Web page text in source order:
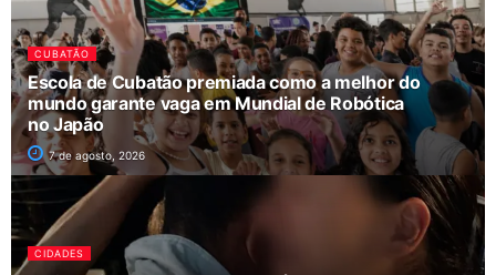
CUBATÃO
Escola de Cubatão premiada como a melhor do
mundo garante vaga em Mundial de Robótica
no Japão
7 de agosto, 2026
CIDADES